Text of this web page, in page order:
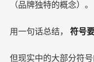
（品牌独特的概念）。
用一句话总结， 符号
但现实中的大部分符